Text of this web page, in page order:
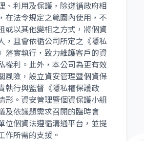
、利用及保護，除遵循政府相
在法令規定之範圍內使用，不
或以其他變相之方式，將個資
，且會依循公司所定之《隱私
落實執行，致力維護客戶的資
權利。此外，本公司為更有效
風險，設立資安管理暨個資保
執行與監督《隱私權保護政
形。資安管理暨個資保護小組
及依議題需求召開的臨時會
位個資法遵循溝通平台，並提
作所需的支援。